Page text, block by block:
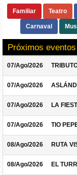
Familiar Teatro
Carnaval
Próximos eventos
07/Ago/2026
07/Ago/2026
07/Ago/2026 LA
07/Ago/2026 TIO
08/Ago/2026 RUTA
08/Ago/2026 EL